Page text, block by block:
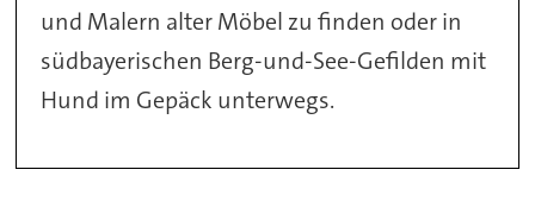
und Malern alter Möbel zu finden oder in
südbayerischen Berg-und-See-Gefilden mit
Hund im Gepäck unterwegs.